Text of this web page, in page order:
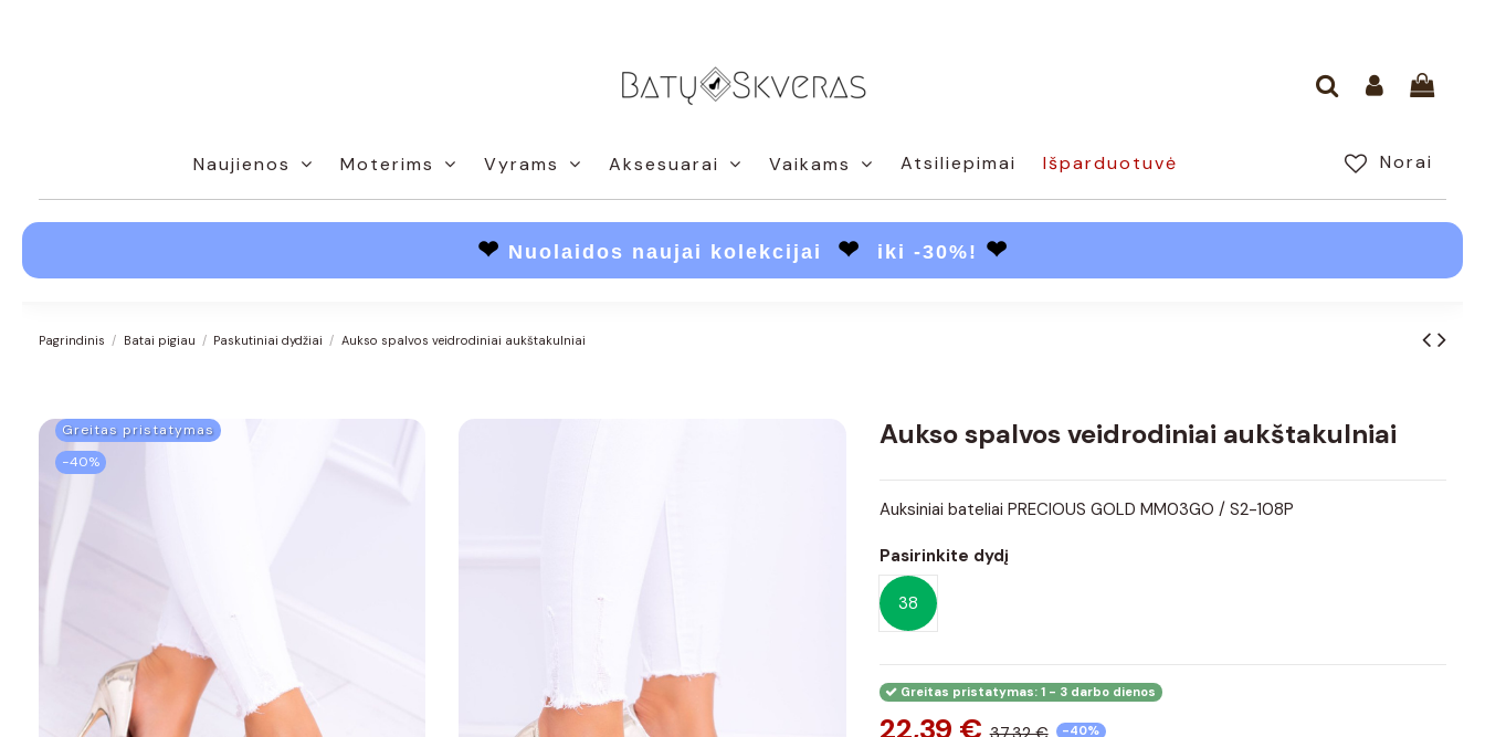
Naujienos Moterims Vyrams Aksesuarai Vaikams Atsiliepimai Norai
Išparduotuvė
❤ Nuolaidos naujai kolekcijai ❤ iki -30%! ❤
Pagrindinis Batai pigiau Paskutiniai dydžiai Aukso spalvos veidrodiniai aukštakulniai
Greitas pristatymas
−40%
Aukso spalvos veidrodiniai aukštakulniai
Auksiniai bateliai PRECIOUS GOLD MM03GO / S2-108P
Pasirinkite dydį
38
Greitas pristatymas: 1 - 3 darbo dienos
22,39 € -40%